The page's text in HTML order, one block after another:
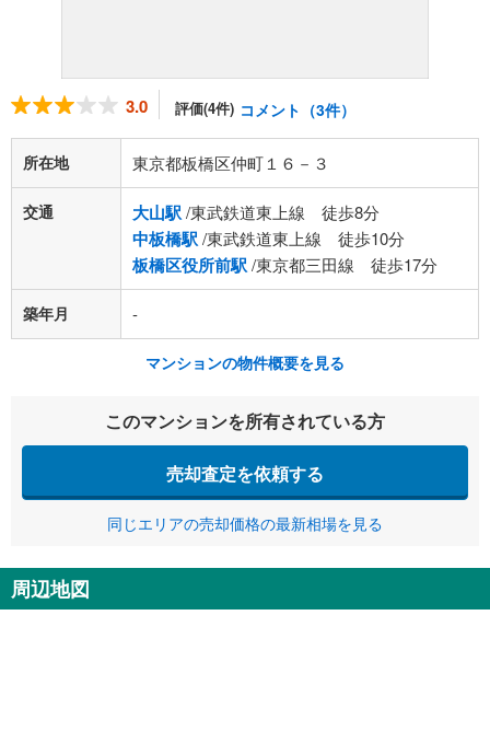
3.0 評価(4件) コメント（3件）
所在地 東京都板橋区仲町１６－３
交通 大山駅/東武鉄道東上線 徒歩8分
中板橋駅/東武鉄道東上線 徒歩10分
板橋区役所前駅/東京都三田線 徒歩17分
築年月 -
マンションの物件概要を見る
このマンションを所有されている方
売却査定を依頼する
同じエリアの売却価格の最新相場を見る
周辺地図